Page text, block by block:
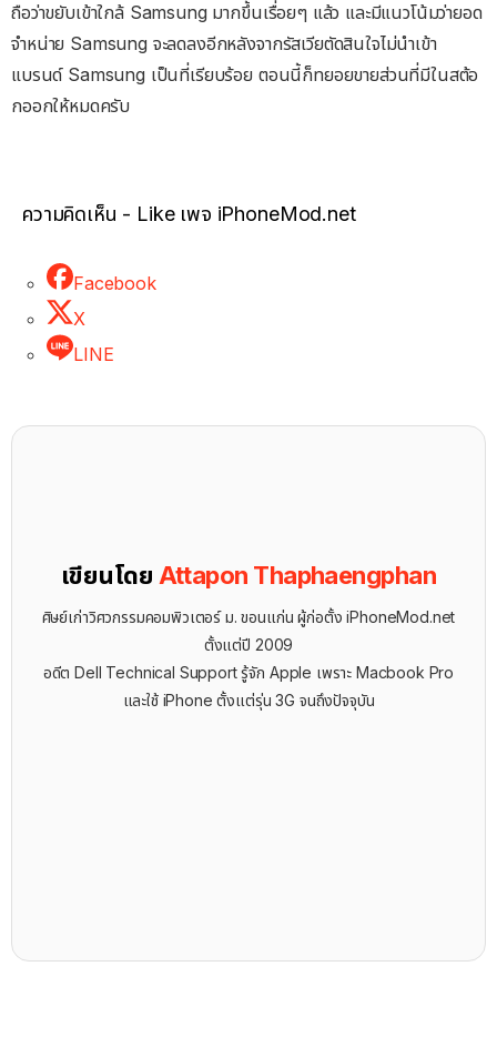
ถือว่าขยับเข้าใกล้ Samsung มากขึ้นเรื่อยๆ แล้ว และมีแนวโน้มว่ายอด
จำหน่าย Samsung จะลดลงอีกหลังจากรัสเวียตัดสินใจไม่นำเข้า
แบรนด์ Samsung เป็นที่เรียบร้อย ตอนนี้ก็ทยอยขายส่วนที่มีในสต้อ
กออกให้หมดครับ
ความคิดเห็น - Like เพจ iPhoneMod.net
Facebook
X
LINE
เขียนโดย Attapon Thaphaengphan
ศิษย์เก่าวิศวกรรมคอมพิวเตอร์ ม. ขอนแก่น ผู้ก่อตั้ง iPhoneMod.net
ตั้งแต่ปี 2009
อดีต Dell Technical Support รู้จัก ​Apple เพราะ Macbook Pro
และใช้ iPhone ตั้งแต่รุ่น 3G จนถึงปัจจุบัน